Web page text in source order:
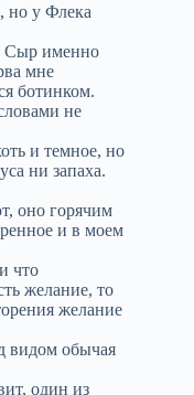
но у Флека
Сыр именно
мне
ботинком.
не
и темное, но
ни запаха.
оно горячим
и в моем
что
желание, то
желание
видом обычая
один из